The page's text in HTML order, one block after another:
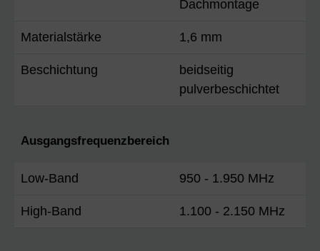
Dachmontage
Materialstärke 1,6 mm
Beschichtung
beidseitig
pulverbeschichtet
Ausgangsfrequenzbereich
Low-Band 950 - 1.950 MHz
High-Band 1.100 - 2.150 MHz